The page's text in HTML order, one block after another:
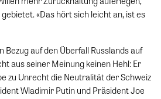
«Das hört sich leicht an, ist es
Bezug auf den Überfall Russlands auf
aus seiner Meinung keinen Hehl: Er
zu Unrecht die Neutralität der Schweiz
Wladimir Putin und Präsident Joe